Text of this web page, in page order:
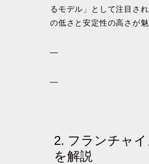
るモデル」として注目さ
の低さと安定性の高さが
—
—
2. フランチャ
を解説